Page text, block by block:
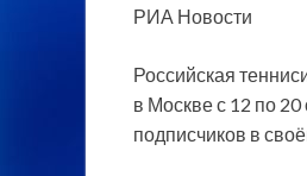
РИА Новости
Российская
в Москве с 12 по
подписчиков в